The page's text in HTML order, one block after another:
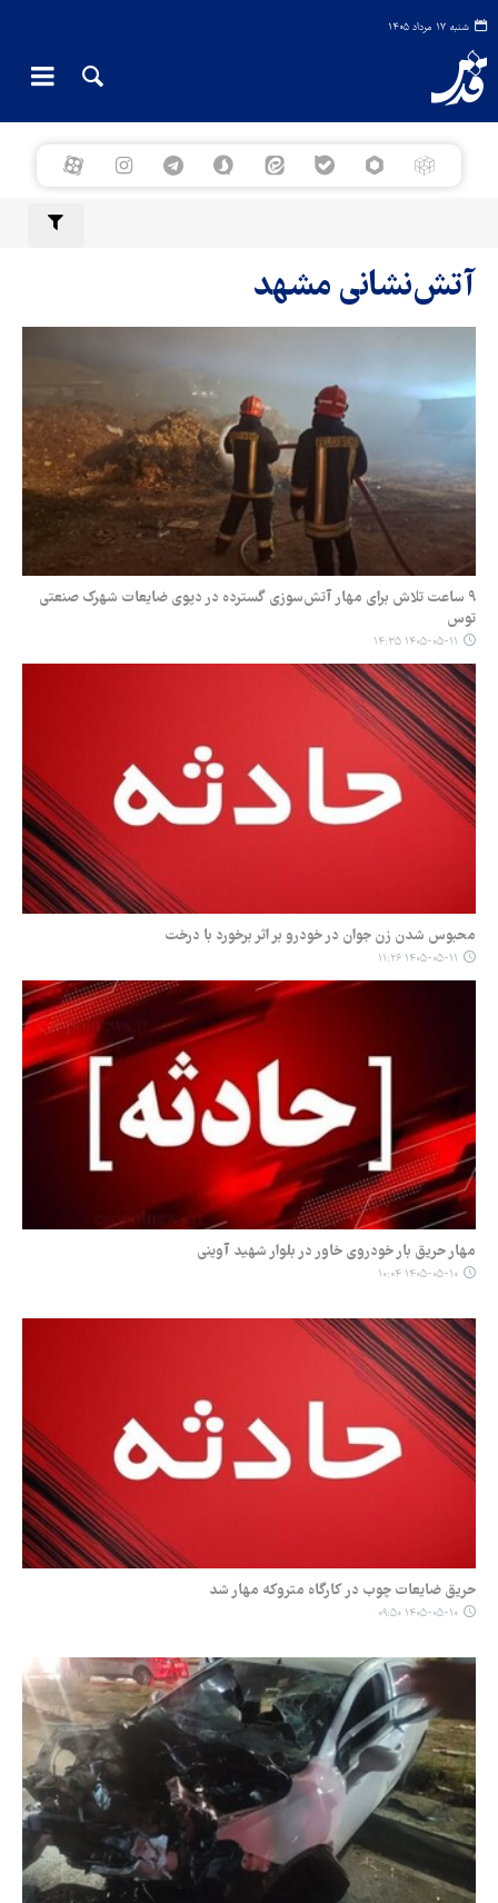
شنبه ۱۷ مرداد ۱۴۰۵
آتش‌نشانی مشهد
۹ ساعت تلاش برای مهار آتش‌سوزی گسترده در دپوی ضایعات شهرک صنعتی
توس
۱۴۰۵-۰۵-۱۱ ۱۴:۳۵
محبوس شدن زن جوان در خودرو بر اثر برخورد با درخت
۱۴۰۵-۰۵-۱۱ ۱۱:۲۶
مهار حریق بار خودروی خاور در بلوار شهید آوینی
۱۴۰۵-۰۵-۱۰ ۱۰:۰۴
حریق ضایعات چوب در کارگاه متروکه مهار شد
۱۴۰۵-۰۵-۱۰ ۰۹:۵۰